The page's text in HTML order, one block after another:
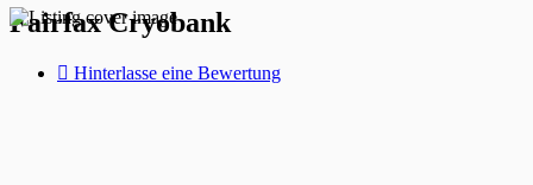
Fairfax Cryobank
Hinterlasse eine Bewertung